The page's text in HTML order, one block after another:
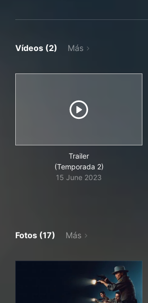
Vídeos (2) Más
Trailer
(Temporada 2)
15 June 2023
Fotos (17) Más